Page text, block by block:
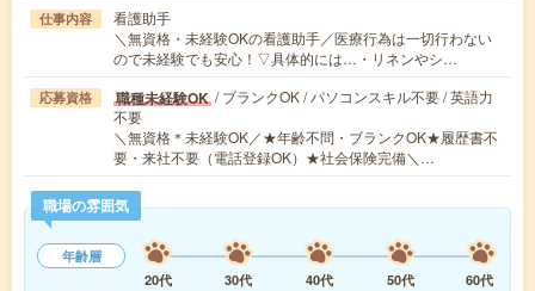
仕事内容
看護助手
＼無資格・未経験OKの看護助手／医療行為は一切行わない
ので未経験でも安心！▽具体的には…・リネンやシ…
応募資格 職種未経験OK / ブランクOK / パソコンスキル不要 / 英語力
不要
＼無資格＊未経験OK／★年齢不問・ブランクOK★履歴書不
要・来社不要（電話登録OK）★社会保険完備＼…
職場の雰囲気
年齢層
20代
30代 40代 50代
60代